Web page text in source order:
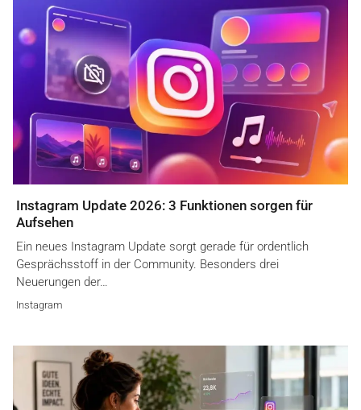
Instagram Update 2026: 3 Funktionen sorgen für
Aufsehen
Ein neues Instagram Update sorgt gerade für ordentlich
Gesprächsstoff in der Community. Besonders drei
Neuerungen der…
Instagram